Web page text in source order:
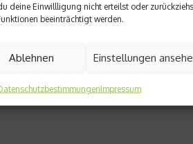
deine Einwillligung nicht erteilst oder
beeinträchtigt werden.
Ablehnen Einstellungen
Impressum
für BBL Pokalfinale
das Top Four Turnier des Basketball-
NBA 2K16 gibt’s zudem obendrauf....